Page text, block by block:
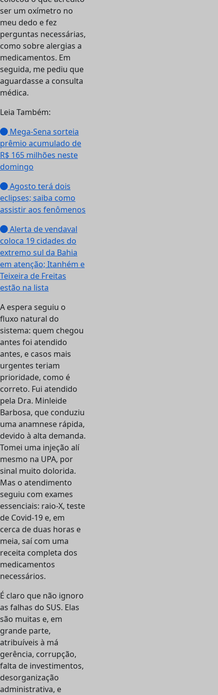
ser um oxímetro no
meu dedo e fez
perguntas necessárias,
como sobre alergias a
medicamentos. Em
seguida, me pediu que
aguardasse a consulta
médica.
Leia Também:
Mega-Sena sorteia
prêmio acumulado de
R$ 165 milhões neste
domingo
Agosto terá dois
eclipses; saiba como
assistir aos fenômenos
Alerta de vendaval
coloca 19 cidades do
extremo sul da Bahia
em atenção; Itanhém e
Teixeira de Freitas
estão na lista
A espera seguiu o
fluxo natural do
sistema: quem chegou
antes foi atendido
antes, e casos mais
urgentes teriam
prioridade, como é
correto. Fui atendido
pela Dra. Minleide
Barbosa, que conduziu
uma anamnese rápida,
devido à alta demanda.
Tomei uma injeção alí
mesmo na UPA, por
sinal muito dolorida.
Mas o atendimento
seguiu com exames
essenciais: raio-X, teste
de Covid-19 e, em
cerca de duas horas e
meia, saí com uma
receita completa dos
medicamentos
necessários.
É claro que não ignoro
as falhas do SUS. Elas
são muitas e, em
grande parte,
atribuíveis à má
gerência, corrupção,
falta de investimentos,
desorganização
administrativa, e